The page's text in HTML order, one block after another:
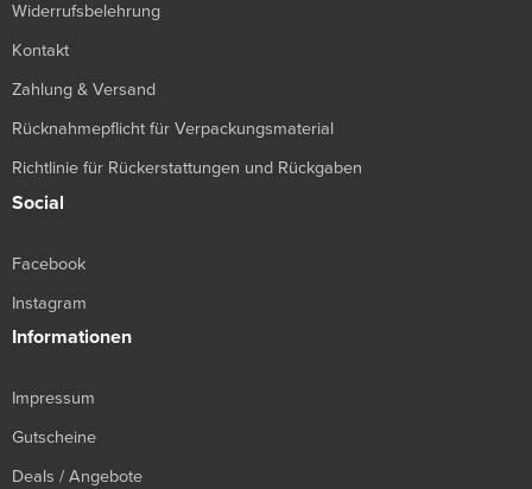
Widerrufsbelehrung
Kontakt
Zahlung & Versand
Rücknahmepflicht für Verpackungsmaterial
Richtlinie für Rückerstattungen und Rückgaben
Social
Facebook
Instagram
Informationen
Impressum
Gutscheine
Deals / Angebote